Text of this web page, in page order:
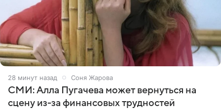
28 минут назад Соня Жарова
СМИ: Алла Пугачева может вернуться на
сцену из-за финансовых трудностей